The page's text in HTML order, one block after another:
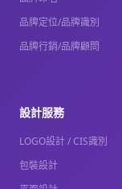
品牌定位/品牌識別
品牌行銷/品牌顧問
設計服務
LOGO設計 / CIS識別
包裝設計